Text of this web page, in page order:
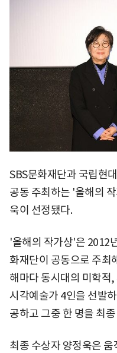
SBS문화재단과 국립현
공동 주최하는 '올해의
욱이 선정됐다.
'올해의 작가상'은 2012
화재단이 공동으로 주최
해마다 동시대의 미학적
시각예술가 4인을 선발
공하고 그중 한 명을 최
최종 수상자 양정욱은